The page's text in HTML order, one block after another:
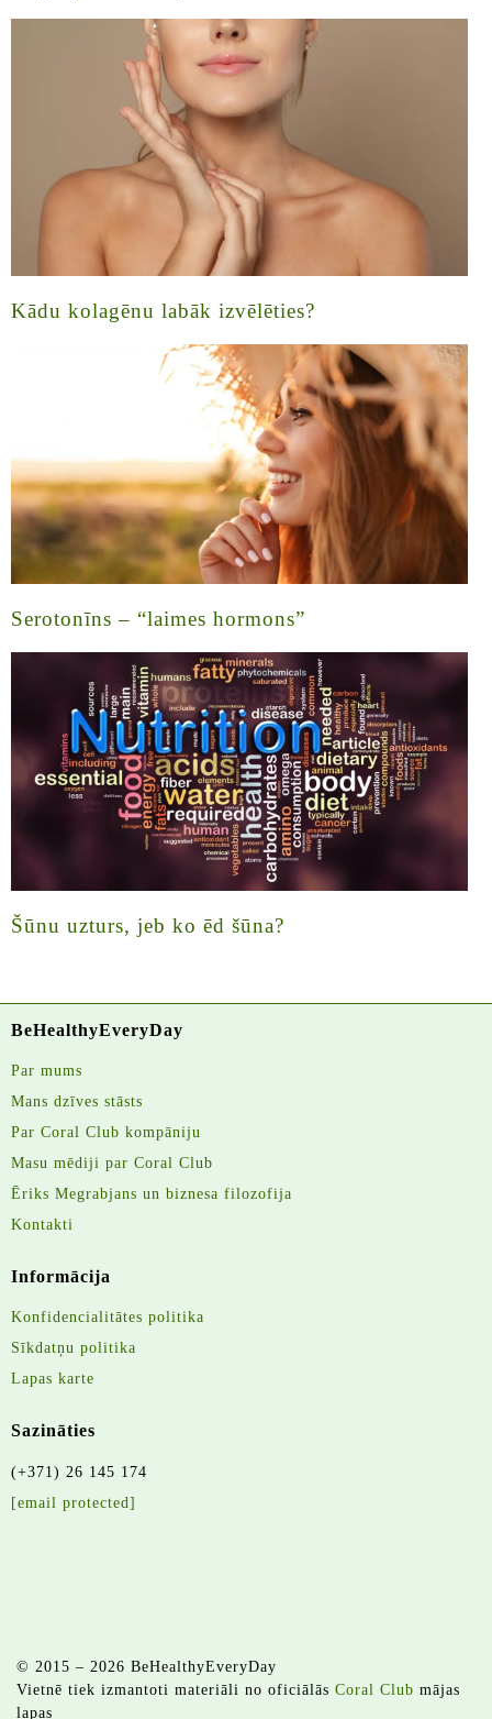
Kādu kolagēnu labāk izvēlēties?
Serotonīns – “laimes hormons”
Šūnu uzturs, jeb ko ēd šūna?
BeHealthyEveryDay
Par mums
Mans dzīves stāsts
Par Coral Club kompāniju
Masu mēdiji par Coral Club
Ēriks Megrabjans un biznesa filozofija
Kontakti
Informācija
Konfidencialitātes politika
Sīkdatņu politika
Lapas karte
Sazināties
(+371) 26 145 174
[email protected]
© 2015 – 2026 BeHealthyEveryDay
Vietnē tiek izmantoti materiāli no oficiālās Coral Club mājas
lapas